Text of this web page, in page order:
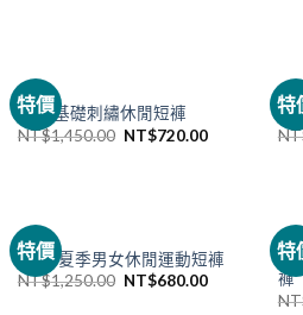
特價
NIKE
Nike 基礎刺繡休閒短褲
NT$1,450.00 NT$720.00
特
特價
NIKE
NIKE 夏季男女休閒運動短褲
NT$1,250.00 NT$680.00
特
褲